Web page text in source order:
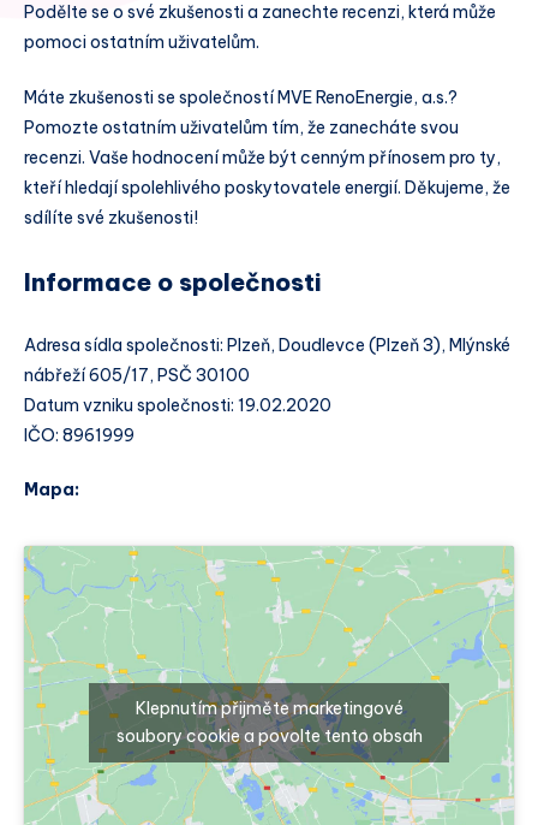
Podělte se o své zkušenosti a zanechte recenzi, která může
pomoci ostatním uživatelům.
Máte zkušenosti se společností MVE RenoEnergie, a.s.?
Pomozte ostatním uživatelům tím, že zanecháte svou
recenzi. Vaše hodnocení může být cenným přínosem pro ty,
kteří hledají spolehlivého poskytovatele energií. Děkujeme, že
sdílíte své zkušenosti!
Informace o společnosti
Adresa sídla společnosti: Plzeň, Doudlevce (Plzeň 3), Mlýnské
nábřeží 605/17, PSČ 30100
Datum vzniku společnosti: 19.02.2020
IČO: 8961999
Mapa:
Klepnutím přijměte marketingové
soubory cookie a povolte tento obsah